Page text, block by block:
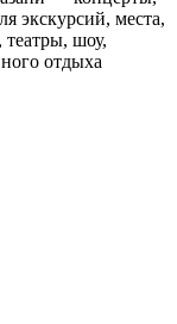
экскурсий, места,
театры, шоу,
отдыха